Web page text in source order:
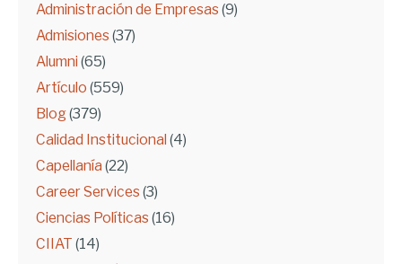
Administración de Empresas (9)
Admisiones (37)
Alumni (65)
Artículo (559)
Blog(379)
Calidad Institucional (4)
Capellanía (22)
Career Services (3)
Ciencias Políticas (16)
CIIAT (14)